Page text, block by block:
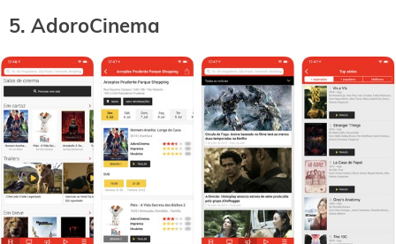
5. AdoroCinema